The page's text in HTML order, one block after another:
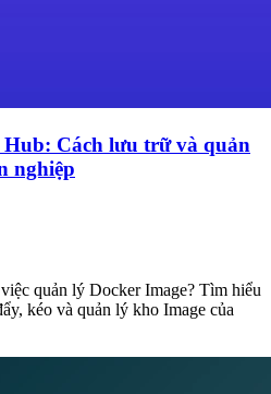
Hub: Cách lưu trữ và quản
nghiệp
quản lý Docker Image? Tìm hiểu
kéo và quản lý kho Image của